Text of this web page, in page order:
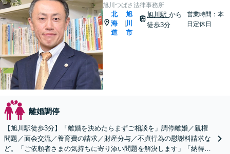
旭川つばさ法律事務所
北
海
道
旭
川
市
旭川駅から
徒歩3分
営業時間：本
日定休日
離婚調停
【旭川駅徒歩3分】「離婚を決めたらまずご相談を」調停離婚／親権
問題／面会交流／養育費の請求／財産分与／不貞行為の慰謝料請求な
ど。「ご依頼者さまの気持ちに寄り添い問題を解決します」「納得感